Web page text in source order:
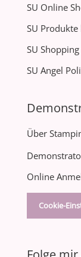
SU Online
SU Produkte
SU
SU Angel
Über
Online
Cookie-